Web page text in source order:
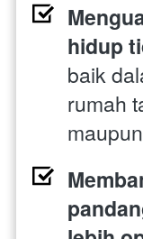
hidup
baik
rumah